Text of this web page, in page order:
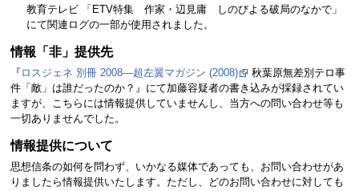
教育テレビ 「ETV特集 作家・辺見庸 しのびよる破局のなかで」
にて関連ログの一部が使用されました。
情報「非」提供先
『 ロスジェネ 別冊 2008―超左翼マガジン (2008)
秋葉原無差別テロ事
件「敵」は誰だったのか？』にて加藤容疑者の書き込みが採録されてい
ますが、こちらには情報提供していませんし、当方への問い合わせ等も
一切ありませんでした。
情報提供について
思想信条の如何を問わず、いかなる媒体であっても、お問い合わせがあ
りましたら情報提供いたします。ただし、どのお問い合わせに対しても